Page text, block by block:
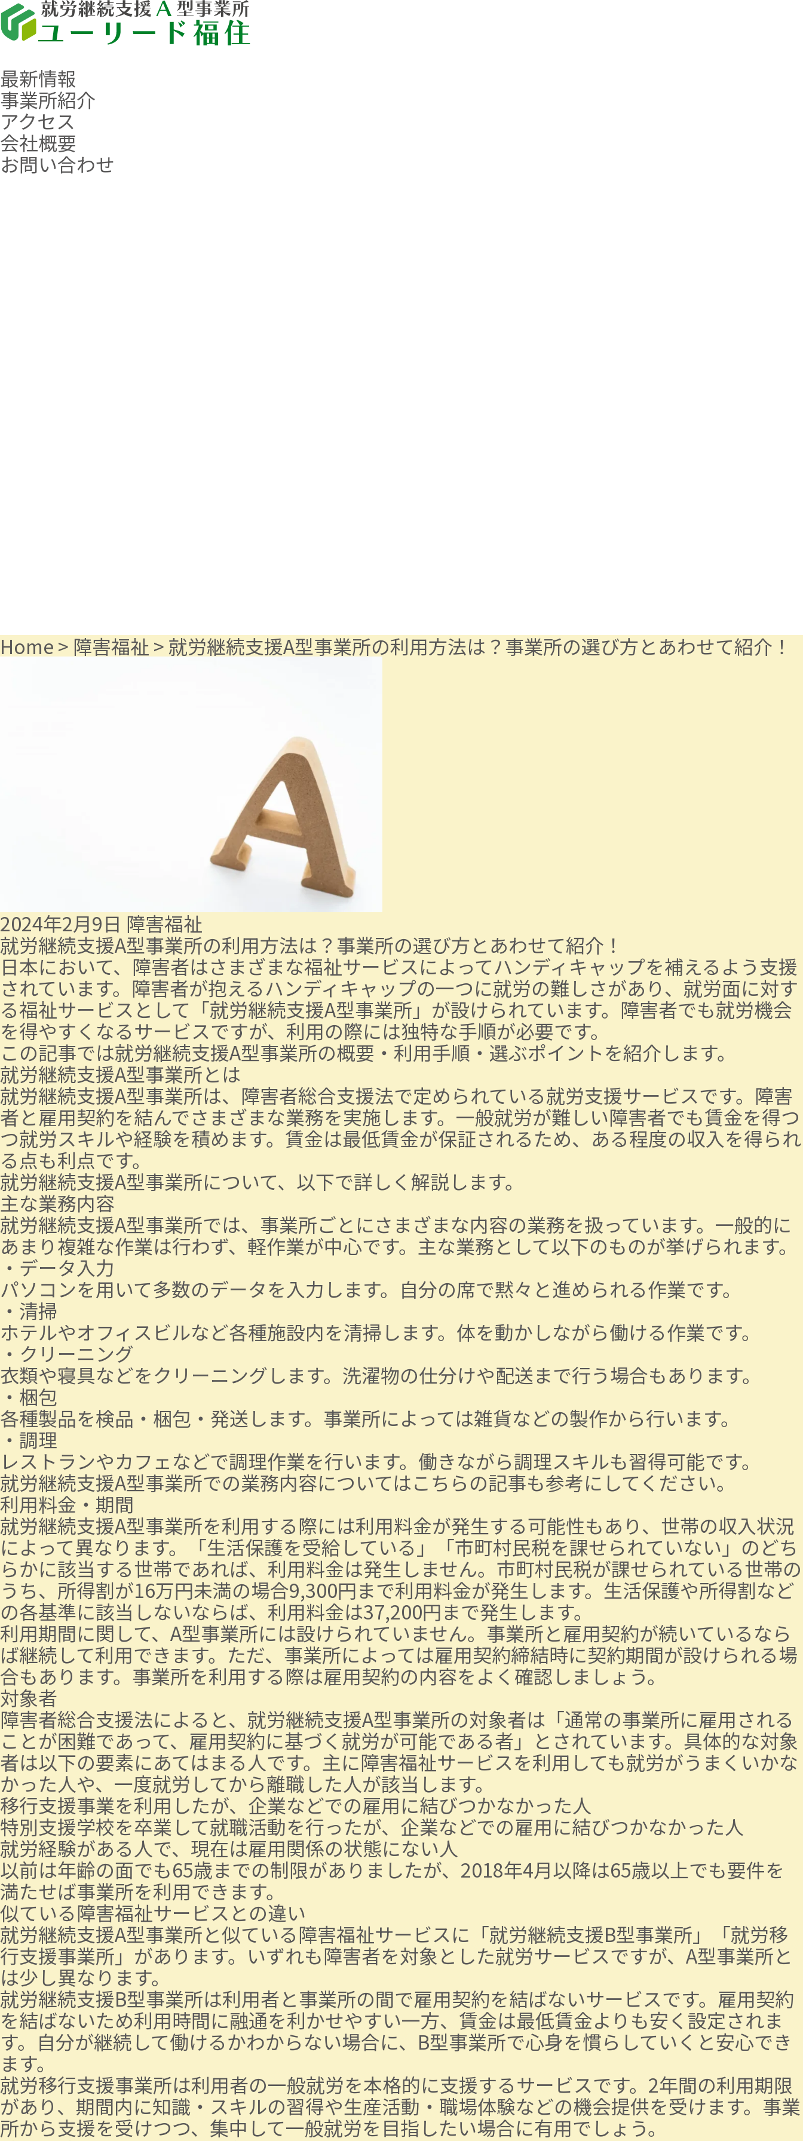
最新情報
事業所紹介
アクセス
会社概要
お問い合わせ
Home> 障害福祉 >就労継続支援A型事業所の利用方法は？事業所の選び方とあわせて紹介！
2024年2月9日 障害福祉
就労継続支援A型事業所の利用方法は？事業所の選び方とあわせて紹介！
日本において、障害者はさまざまな福祉サービスによってハンディキャップを補えるよう支援
されています。障害者が抱えるハンディキャップの一つに就労の難しさがあり、就労面に対す
る福祉サービスとして「就労継続支援A型事業所」が設けられています。障害者でも就労機会
を得やすくなるサービスですが、利用の際には独特な手順が必要です。
この記事では就労継続支援A型事業所の概要・利用手順・選ぶポイントを紹介します。
就労継続支援A型事業所とは
就労継続支援A型事業所は、障害者総合支援法で定められている就労支援サービスです。障害
者と雇用契約を結んでさまざまな業務を実施します。一般就労が難しい障害者でも賃金を得つ
つ就労スキルや経験を積めます。賃金は最低賃金が保証されるため、ある程度の収入を得られ
る点も利点です。
就労継続支援A型事業所について、以下で詳しく解説します。
主な業務内容
就労継続支援A型事業所では、事業所ごとにさまざまな内容の業務を扱っています。一般的に
あまり複雑な作業は行わず、軽作業が中心です。主な業務として以下のものが挙げられます。
・データ入力
パソコンを用いて多数のデータを入力します。自分の席で黙々と進められる作業です。
・清掃
ホテルやオフィスビルなど各種施設内を清掃します。体を動かしながら働ける作業です。
・クリーニング
衣類や寝具などをクリーニングします。洗濯物の仕分けや配送まで行う場合もあります。
・梱包
各種製品を検品・梱包・発送します。事業所によっては雑貨などの製作から行います。
・調理
レストランやカフェなどで調理作業を行います。働きながら調理スキルも習得可能です。
就労継続支援A型事業所での業務内容についてはこちらの記事も参考にしてください。
利用料金・期間
就労継続支援A型事業所を利用する際には利用料金が発生する可能性もあり、世帯の収入状況
によって異なります。「生活保護を受給している」「市町村民税を課せられていない」のどち
らかに該当する世帯であれば、利用料金は発生しません。市町村民税が課せられている世帯の
うち、所得割が16万円未満の場合9,300円まで利用料金が発生します。生活保護や所得割など
の各基準に該当しないならば、利用料金は37,200円まで発生します。
利用期間に関して、A型事業所には設けられていません。事業所と雇用契約が続いているなら
ば継続して利用できます。ただ、事業所によっては雇用契約締結時に契約期間が設けられる場
合もあります。事業所を利用する際は雇用契約の内容をよく確認しましょう。
対象者
障害者総合支援法によると、就労継続支援A型事業所の対象者は「通常の事業所に雇用される
ことが困難であって、雇用契約に基づく就労が可能である者」とされています。具体的な対象
者は以下の要素にあてはまる人です。主に障害福祉サービスを利用しても就労がうまくいかな
かった人や、一度就労してから離職した人が該当します。
移行支援事業を利用したが、企業などでの雇用に結びつかなかった人
特別支援学校を卒業して就職活動を行ったが、企業などでの雇用に結びつかなかった人
就労経験がある人で、現在は雇用関係の状態にない人
以前は年齢の面でも65歳までの制限がありましたが、2018年4月以降は65歳以上でも要件を
満たせば事業所を利用できます。
似ている障害福祉サービスとの違い
就労継続支援A型事業所と似ている障害福祉サービスに「就労継続支援B型事業所」「就労移
行支援事業所」があります。いずれも障害者を対象とした就労サービスですが、A型事業所と
は少し異なります。
就労継続支援B型事業所は利用者と事業所の間で雇用契約を結ばないサービスです。雇用契約
を結ばないため利用時間に融通を利かせやすい一方、賃金は最低賃金よりも安く設定されま
す。自分が継続して働けるかわからない場合に、B型事業所で心身を慣らしていくと安心でき
ます。
就労移行支援事業所は利用者の一般就労を本格的に支援するサービスです。2年間の利用期限
があり、期間内に知識・スキルの習得や生産活動・職場体験などの機会提供を受けます。事業
所から支援を受けつつ、集中して一般就労を目指したい場合に有用でしょう。